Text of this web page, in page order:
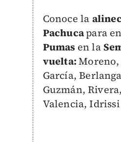
Conoce la
Pachucapara
Pumas en la
vuelta:
García,
Guzmán,
Valencia,